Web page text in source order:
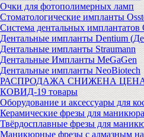
Очки для фотополимерных ламп
Стоматологические импланты
Система дентальных имплантатов
Дентальные импланты Dentium
Дентальные импланты Straumann
Дентальные Импланты MeGaGen
Дентальные импланты NeoBiotech
РАСПРОДАЖА СНИЖЕНА
КОВИД-19 товары
Оборудование и аксессуары для
Керамические фрезы для маникюра
Твёрдосплавные фрезы для
Маникюрные фрезы с алмазным